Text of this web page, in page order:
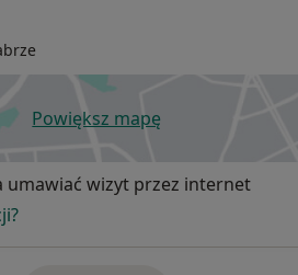
Powiększ mapęotwiera się w nowej
umawiać wizyt przez internet